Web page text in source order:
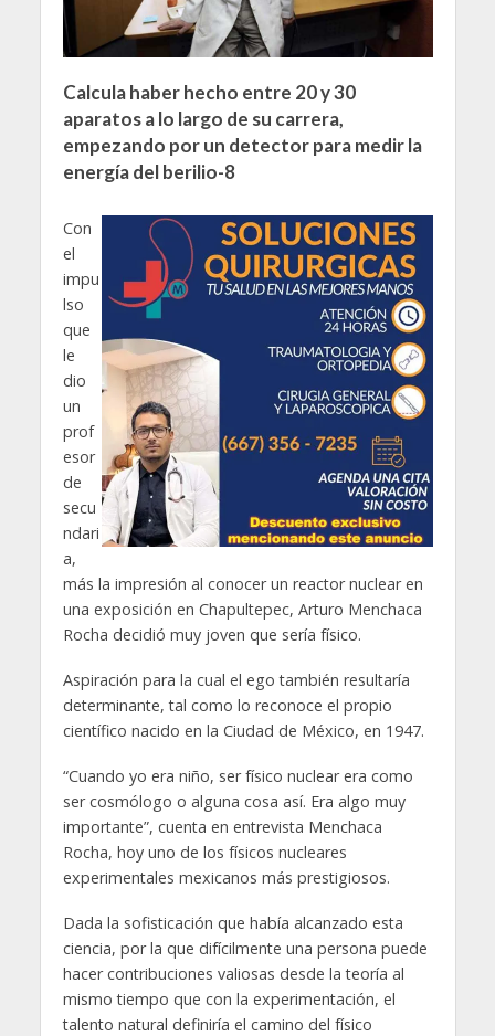
Calcula haber hecho entre 20 y 30
aparatos a lo largo de su carrera,
empezando por un detector para medir la
energía del berilio-8
Con
el
impu
lso
que
le
dio
un
prof
esor
de
secu
ndari
a,
más la impresión al conocer un reactor nuclear en
una exposición en Chapultepec, Arturo Menchaca
Rocha decidió muy joven que sería físico.
Aspiración para la cual el ego también resultaría
determinante, tal como lo reconoce el propio
científico nacido en la Ciudad de México, en 1947.
“Cuando yo era niño, ser físico nuclear era como
ser cosmólogo o alguna cosa así. Era algo muy
importante”, cuenta en entrevista Menchaca
Rocha, hoy uno de los físicos nucleares
experimentales mexicanos más prestigiosos.
Dada la sofisticación que había alcanzado esta
ciencia, por la que difícilmente una persona puede
hacer contribuciones valiosas desde la teoría al
mismo tiempo que con la experimentación, el
talento natural definiría el camino del físico